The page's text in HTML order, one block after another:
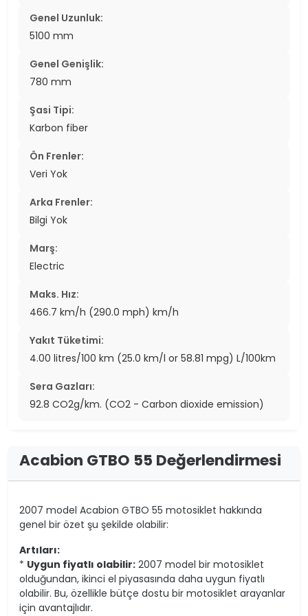
Genel Uzunluk:
5100 mm
Genel Genişlik:
780 mm
Şasi Tipi:
Karbon fiber
Ön Frenler:
Veri Yok
Arka Frenler:
Bilgi Yok
Marş:
Electric
Maks. Hız:
466.7 km/h (290.0 mph) km/h
Yakıt Tüketimi:
4.00 litres/100 km (25.0 km/l or 58.81 mpg) L/100km
Sera Gazları:
92.8 CO2g/km. (CO2 - Carbon dioxide emission)
Acabion GTBO 55 Değerlendirmesi
2007 model Acabion GTBO 55 motosiklet hakkında
genel bir özet şu şekilde olabilir:
Artıları:
* Uygun fiyatlı olabilir: 2007 model bir motosiklet
olduğundan, ikinci el piyasasında daha uygun fiyatlı
olabilir. Bu, özellikle bütçe dostu bir motosiklet arayanlar
için avantajlıdır.